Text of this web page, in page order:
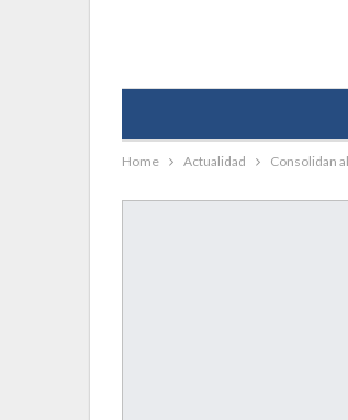
Home Actualidad Consolidan